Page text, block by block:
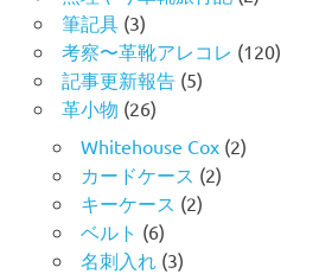
筆記具(3)
考察〜革靴アレコレ (120)
記事更新報告(5)
革小物 (26)
Whitehouse Cox(2)
カードケース (2)
キーケース (2)
ベルト (6)
名刺入れ (3)